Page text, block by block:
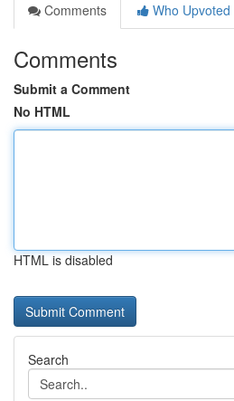
Comments
Who Upvoted
Comments
Submit a Comment
No HTML
HTML is disabled
Search